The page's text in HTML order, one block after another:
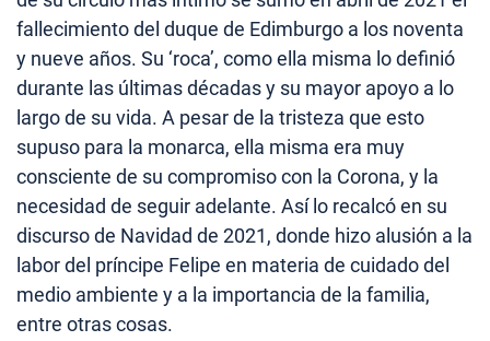
fallecimiento del duque de Edimburgo a los noventa
y nueve años. Su ‘roca’, como ella misma lo definió
durante las últimas décadas y su mayor apoyo a lo
largo de su vida. A pesar de la tristeza que esto
supuso para la monarca, ella misma era muy
consciente de su compromiso con la Corona, y la
necesidad de seguir adelante. Así lo recalcó en su
discurso de Navidad de 2021, donde hizo alusión a la
labor del príncipe Felipe en materia de cuidado del
medio ambiente y a la importancia de la familia,
entre otras cosas.